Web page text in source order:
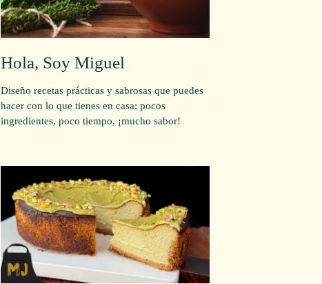
Hola, Soy Miguel
Diseño recetas prácticas y sabrosas que puedes
hacer con lo que tienes en casa: pocos
ingredientes, poco tiempo, ¡mucho sabor!